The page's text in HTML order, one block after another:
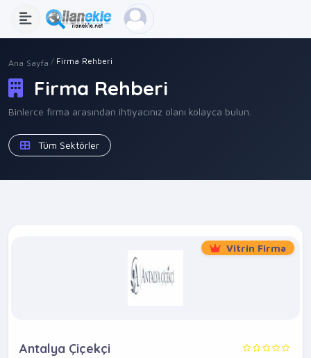
Ana Sayfa Firma Rehberi
Firma Rehberi
Binlerce firma arasından ihtiyacınız olanı kolayca bulun.
Tüm Sektörler
Vitrin Firma
Antalya Çiçekçi